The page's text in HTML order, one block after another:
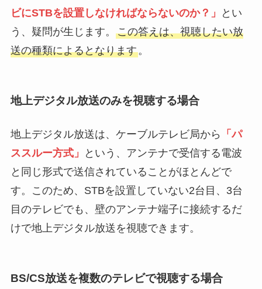
ビにSTBを設置しなければならないのか？」
とい
う、疑問が生じます。 この答えは、視聴したい放
送の種類によるとなります。
地上デジタル放送のみを視聴する場合
地上デジタル放送は、ケーブルテレビ局から
「パ
ススルー方式」
という、アンテナで受信する電波
と同じ形式で送信されていることがほとんどで
す。このため、STBを設置していない2台目、3台
目のテレビでも、壁のアンテナ端子に接続するだ
けで地上デジタル放送を視聴できます。
BS/CS放送を複数のテレビで視聴する場合